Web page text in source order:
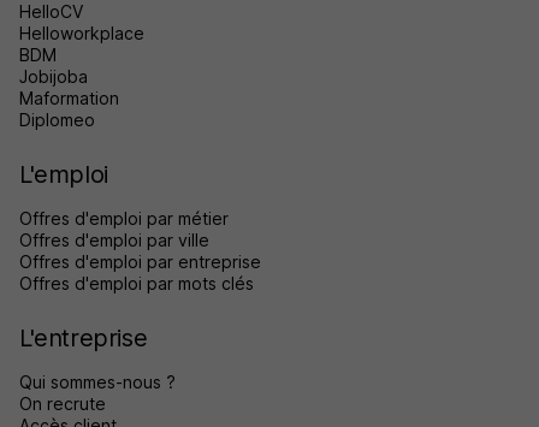
HelloCV
Helloworkplace
BDM
Jobijoba
Maformation
Diplomeo
L'emploi
Offres d'emploi par métier
Offres d'emploi par ville
Offres d'emploi par entreprise
Offres d'emploi par mots clés
L'entreprise
Qui sommes-nous ?
On recrute